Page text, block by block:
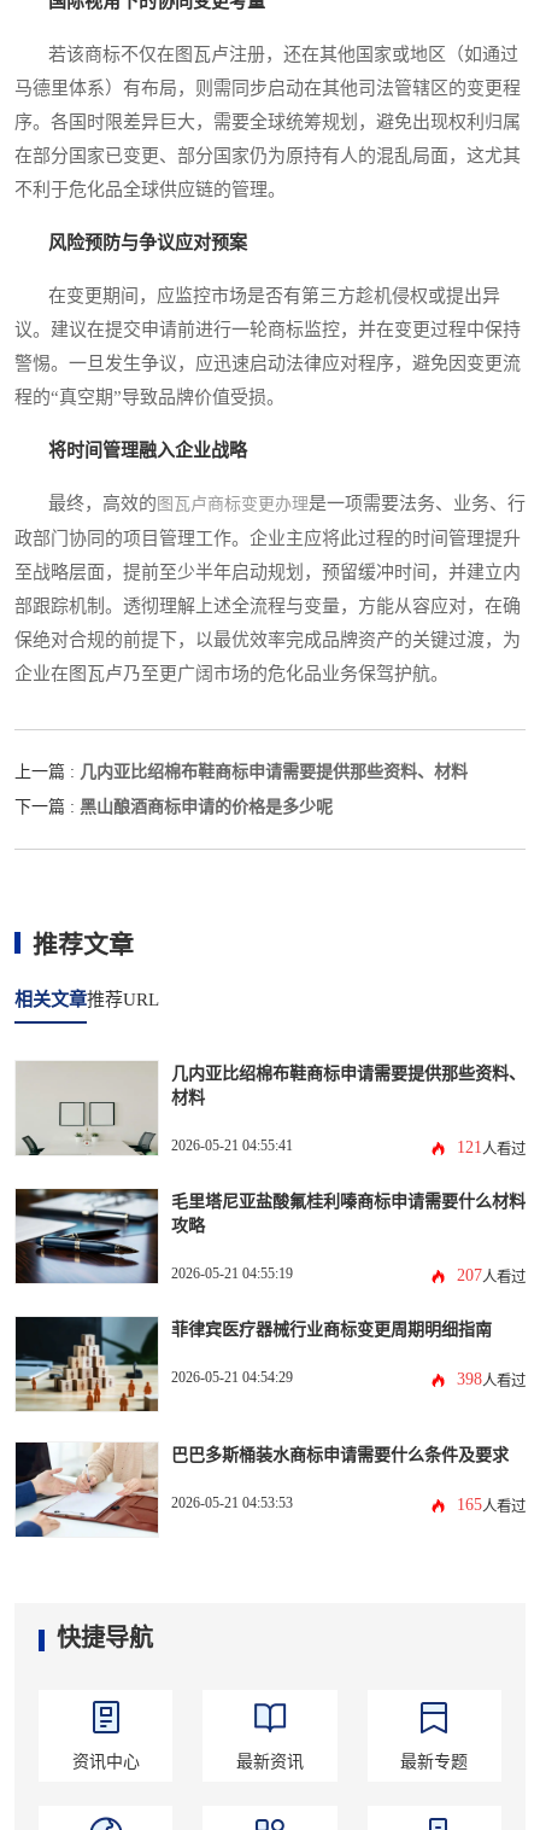
若该商标不仅在图瓦卢注册，还在其他国家或地区（如通过
马德里体系）有布局，则需同步启动在其他司法管辖区的变更程
序。各国时限差异巨大，需要全球统筹规划，避免出现权利归属
在部分国家已变更、部分国家仍为原持有人的混乱局面，这尤其
不利于危化品全球供应链的管理。
风险预防与争议应对预案
在变更期间，应监控市场是否有第三方趁机侵权或提出异
议。建议在提交申请前进行一轮商标监控，并在变更过程中保持
警惕。一旦发生争议，应迅速启动法律应对程序，避免因变更流
程的“真空期”导致品牌价值受损。
将时间管理融入企业战略
最终，高效的 图瓦卢商标变更办理是一项需要法务、业务、行
政部门协同的项目管理工作。企业主应将此过程的时间管理提升
至战略层面，提前至少半年启动规划，预留缓冲时间，并建立内
部跟踪机制。透彻理解上述全流程与变量，方能从容应对，在确
保绝对合规的前提下，以最优效率完成品牌资产的关键过渡，为
企业在图瓦卢乃至更广阔市场的危化品业务保驾护航。
上一篇 : 几内亚比绍棉布鞋商标申请需要提供那些资料、材料
下一篇 : 黑山酿酒商标申请的价格是多少呢
推荐文章
相关文章推荐URL
几内亚比绍棉布鞋商标申请需要提供那些资料、
材料
2026-05-21 04:55:41 121人看过
毛里塔尼亚盐酸氟桂利嗪商标申请需要什么材料
攻略
2026-05-21 04:55:19 207人看过
菲律宾医疗器械行业商标变更周期明细指南
2026-05-21 04:54:29 398人看过
巴巴多斯桶装水商标申请需要什么条件及要求
2026-05-21 04:53:53 165人看过
快捷导航
资讯中心 最新资讯 最新专题